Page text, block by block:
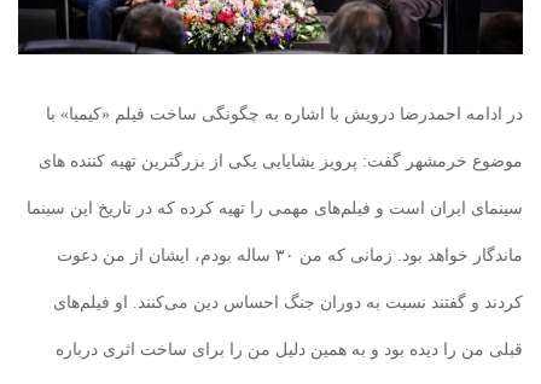
در ادامه احمدرضا درویش با اشاره به چگونگی ساخت فیلم «کیمیا» با
موضوع خرمشهر گفت: پرویز یشایایی یکی از بزرگترین تهیه کننده های
سینمای ایران است و فیلم‌های مهمی را تهیه کرده که در تاریخ این سینما
ماندگار خواهد بود. زمانی که من ۳۰ ساله بودم، ایشان از من دعوت
کردند و گفتند نسبت به دوران جنگ احساس دین می‌کنند. او فیلم‌های
قبلی من را دیده بود و به همین دلیل من را برای ساخت اثری درباره